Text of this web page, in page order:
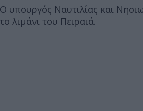
Ο υπουργός Ναυτιλίας και
το λιμάνι του Πειραιά.